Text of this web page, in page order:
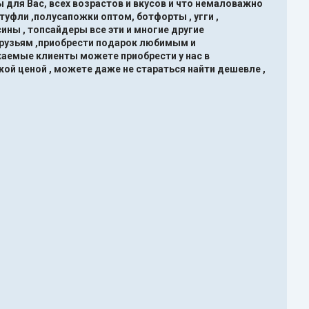
Вас, всех возрастов и вкусов и что немаловажно
,полусапожки оптом, ботфорты , угги ,
, топсайдеры все эти и многие другие
,приобрести подарок любимым и
клиенты можете приобрести у нас в
ценой , можете даже не стараться найти дешевле ,